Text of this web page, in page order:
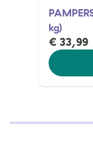
kg)
€ 33,99